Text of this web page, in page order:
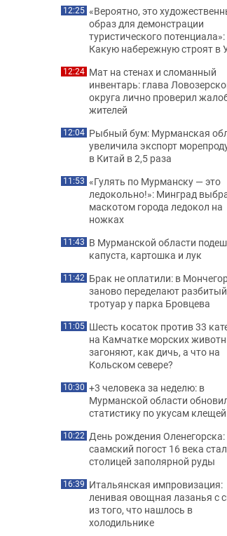
12:25 «Вероятно, это
образ для демонстрации
туристического потенциала»:
Какую набережную строят в
12:24 Мат на стенах и сломанный
инвентарь: глава
округа лично проверил
жителей
12:04 Рыбный бум: Мурманская
увеличила экспорт
в Китай в 2,5 раза
11:53 «Гулять по Мурманску — это
ледокольно!»: Минград
маскотом города ледокол на
ножках
11:43 В Мурманской области
капуста, картошка и лук
11:42 Брак не оплатили: в
заново переделают разбитый
тротуар у парка Бровцева
11:05 Шесть косаток против 33
на Камчатке морских
загоняют, как дичь, а что на
Кольском севере?
10:30 +3 человека за неделю: в
Мурманской области
статистику по укусам клещей
10:22 День рождения Оленегорска:
саамский погост 16 века стал
столицей заполярной руды
16:39 Итальянская импровизация:
ленивая овощная лазанья с
из того, что нашлось в
холодильнике